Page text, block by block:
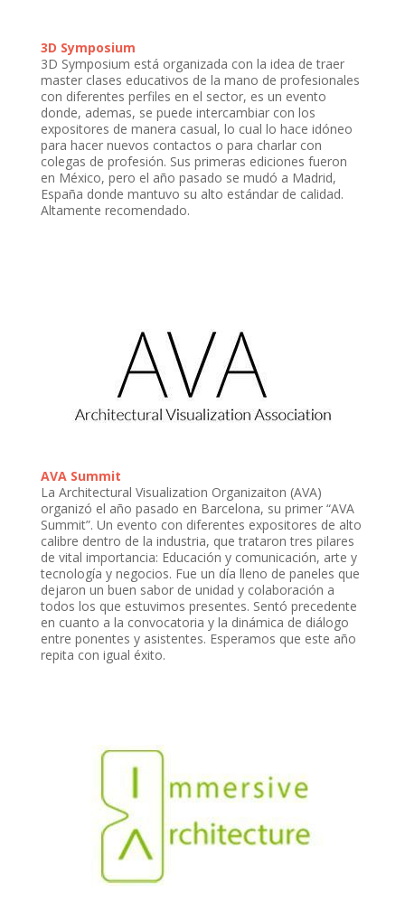
3D Symposium
3D Symposium está organizada con la idea de traer
master clases educativos de la mano de profesionales
con diferentes perfiles en el sector, es un evento
donde, ademas, se puede intercambiar con los
expositores de manera casual, lo cual lo hace idóneo
para hacer nuevos contactos o para charlar con
colegas de profesión. Sus primeras ediciones fueron
en México, pero el año pasado se mudó a Madrid,
España donde mantuvo su alto estándar de calidad.
Altamente recomendado.
AVA Summit
La Architectural Visualization Organizaiton (AVA)
organizó el año pasado en Barcelona, su primer “AVA
Summit”. Un evento con diferentes expositores de alto
calibre dentro de la industria, que trataron tres pilares
de vital importancia: Educación y comunicación, arte y
tecnología y negocios. Fue un día lleno de paneles que
dejaron un buen sabor de unidad y colaboración a
todos los que estuvimos presentes. Sentó precedente
en cuanto a la convocatoria y la dinámica de diálogo
entre ponentes y asistentes. Esperamos que este año
repita con igual éxito.